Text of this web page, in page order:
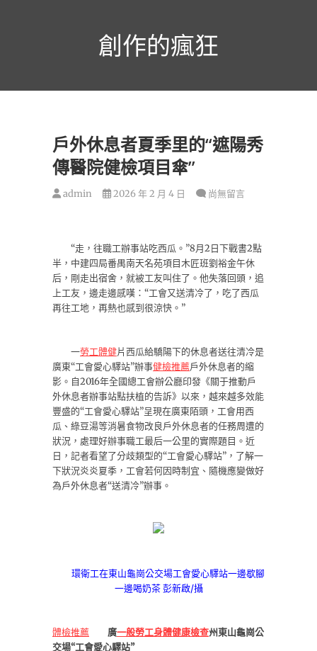
創作的瘋狂
戶外休息者夏季里的“遮陽秀
傳醫院健檢項目傘”
admin 2026 年 2 月 4 日 尚無留言
“走，往職工辦事站吃西瓜。”8月2日下戰書2點
半，中建四局番禺南天名苑項目木匠班劉裕金午休
后，剛走出宿舍，就被工友叫住了。他失落回頭，追
上工友，邊走邊感嘆：“工會又送清冷了，吃了西瓜
再往工地，再熱也感到很涼快。”
一勞工體健片西瓜給驕陽下的休息者送往清冷是
廣東“工會愛心驛站”辦事健檢推薦戶外休息者的縮
影。自2016年全國總工會辦公廳印發《關于推動戶
外休息者辦事站點扶植的告訴》以來，越來越多效能
豐盛的“工會愛心驛站”呈現在廣東陌頭，工會用西
瓜、綠豆湯等消暑食物改良戶外休息者的任務周遭的
狀況，處理好辦事職工最后一公里的實際題目。近
日，記者看望了分歧類型的“工會愛心驛站”，了解一
下狀況炎炎夏季，工會若何因時制宜、隨機應變做好
為戶外休息者“送清冷”辦事。
環衛工在東山龜崗公交場工會愛心驛站一邊歇腳
一邊喝奶茶 彭新啟/攝
體檢推薦 廣一般勞工身體健康檢查州東山龜崗公
交場“工會愛心驛站”